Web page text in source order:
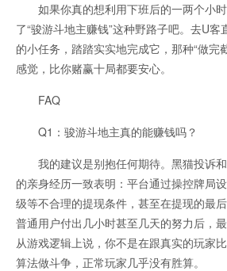
如果你真的想利用下班后的一两个小
了“骏游斗地主赚钱”这种野路子吧。去U
的小任务，踏踏实实地完成它，那种“做完
感觉，比你赌赢十局都要安心。
FAQ
Q1：骏游斗地主真的能赚钱吗？
我的建议是别抱任何期待。黑猫投诉和
的亲身经历一致表明：平台通过操控牌局
级等不合理的提现条件，甚至在提现的最
普通用户付出几小时甚至几天的努力后，
从游戏逻辑上说，你不是在跟真实的玩家
算法做斗争，正常玩家几乎没有胜算。